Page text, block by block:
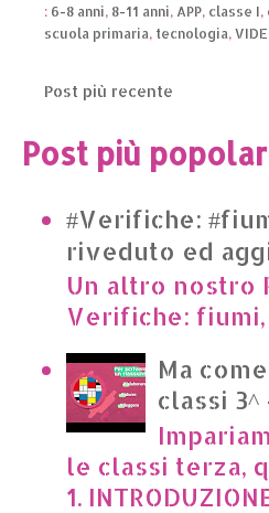
: 6-8 anni, 8-11 anni, APP, classe I,
scuola primaria, tecnologia,
Post più recente
Post più
#Verifiche:
riveduto ed
Un altro nostro
Verifiche:
Ma
classi 3^
le classi terza,
1.